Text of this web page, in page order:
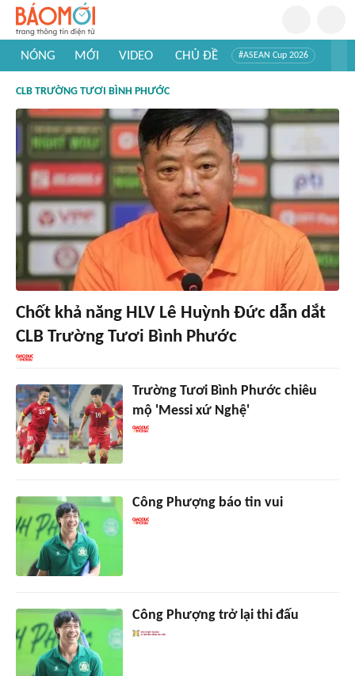
NÓNG MỚI VIDEO CHỦ ĐỀ #ASEAN Cup 2026
#Khám phá thế giới
CLB TRƯỜNG TƯƠI BÌNH PHƯỚC
Chốt khả năng HLV Lê Huỳnh Đức dẫn dắt
CLB Trường Tươi Bình Phước
Trường Tươi Bình Phước chiêu
mộ 'Messi xứ Nghệ'
Công Phượng báo tin vui
Công Phượng trở lại thi đấu